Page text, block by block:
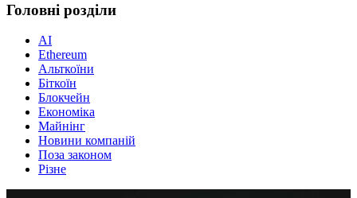
Головні розділи
AI
Ethereum
Альткоїни
Біткоїн
Блокчейн
Економіка
Майнінг
Новини компаній
Поза законом
Різне